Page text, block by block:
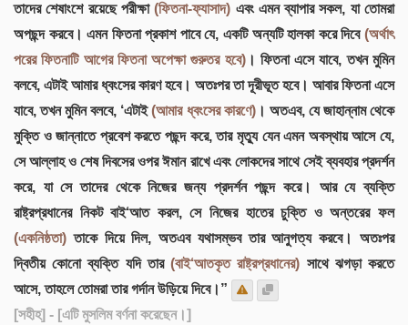
তাদের শেষাংশে রয়েছে পরীক্ষা(ফিতনা-ফ্যাসাদ) এবং এমন ব্যাপার সকল, যা তোমরা
অপছন্দ করবে। এমন ফিতনা প্রকাশ পাবে যে, একটি অন্যটি হালকা করে দিবে (অর্থাৎ
পরের ফিতনাটি আগের ফিতনা অপেক্ষা গুরুতর হবে)। ফিতনা এসে যাবে, তখন মুমিন
বলবে, এটাই আমার ধ্বংসের কারণ হবে। অতঃপর তা দূরীভূত হবে। আবার ফিতনা এসে
যাবে, তখন মুমিন বলবে, ‘এটাই(আমার ধ্বংসের কারণে)। অতএব, যে জাহান্নাম থেকে
মুক্তি ও জান্নাতে প্রবেশ করতে পছন্দ করে, তার মৃত্যু যেন এমন অবস্থায় আসে যে,
সে আল্লাহ ও শেষ দিবসের ওপর ঈমান রাখে এবং লোকদের সাথে সেই ব্যবহার প্রদর্শন
করে, যা সে তাদের থেকে নিজের জন্য প্রদর্শন পছন্দ করে। আর যে ব্যক্তি
রাষ্ট্রপ্রধানের নিকট বাই‘আত করল, সে নিজের হাতের চুক্তি ও অন্তরের ফল
(একনিষ্ঠতা) তাকে দিয়ে দিল, অতএব যথাসম্ভব তার আনুগত্য করবে। অতঃপর
দ্বিতীয় কোনো ব্যক্তি যদি তার(বাই‘আতকৃত রাষ্ট্রপ্রধানের) সাথে ঝগড়া করতে
আসে, তাহলে তোমরা তার গর্দান উড়িয়ে দিবে।”
[সহীহ] - [এটি মুসলিম বর্ণনা করেছেন।]